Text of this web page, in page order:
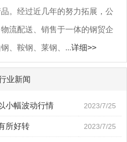
。经过近几年的努力拓展，公
流配送、销售于一体的钢贸企
、鞍钢、莱钢、...详细>>
业新闻
小幅波动行情 2023/7/25
所好转 2023/7/25